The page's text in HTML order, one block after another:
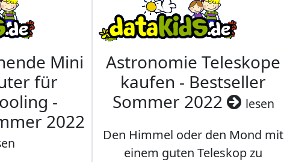
Mini
für
-
2022
Astronomie Teleskope
kaufen - Bestseller
Sommer 2022
lesen
Den Himmel oder den Mond mit
einem guten Teleskop zu